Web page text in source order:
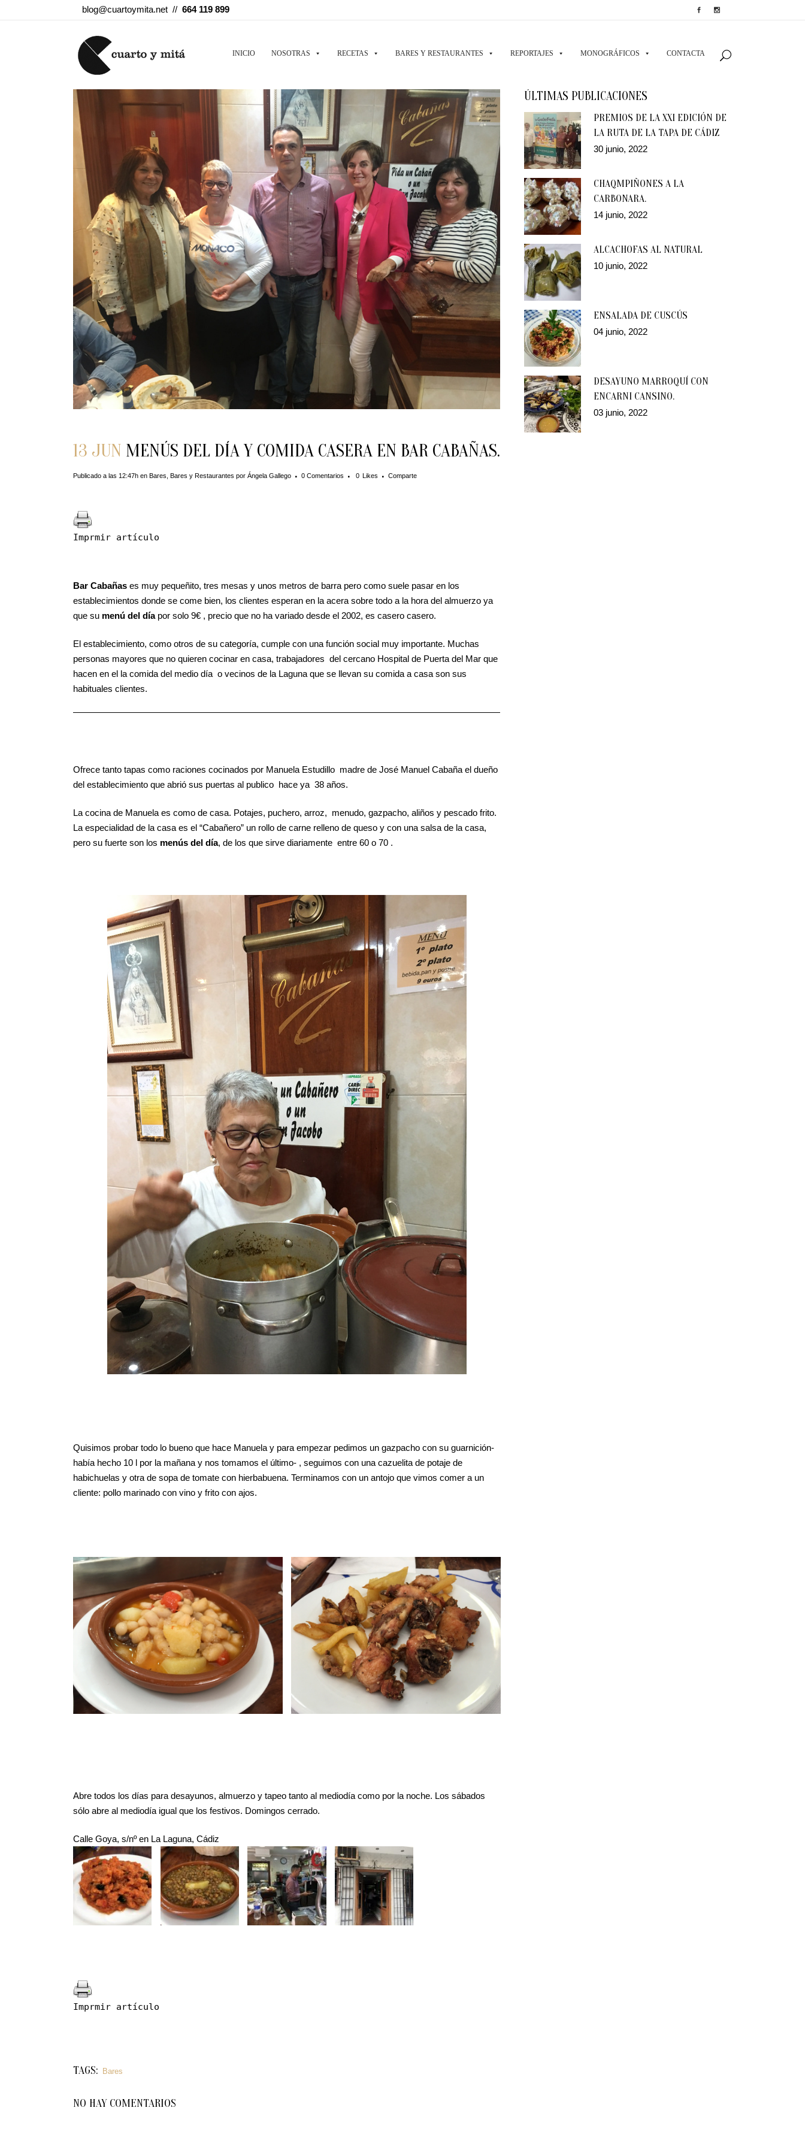
blog@cuartoymita.net // 664 119 899
INICIO NOSOTRAS RECETAS BARES Y RESTAURANTES REPORTAJES MONOGRÁFICOS CONTACTA
13 JUN MENÚS DEL DÍA Y COMIDA CASERA EN BAR CABAÑAS.
Publicado a las 12:47h en Bares Bares y Restaurantes por Ángela Gallego 0 Comentarios 0 Likes Comparte
Imprmir artículo
Bar Cabañas es muy pequeñito, tres mesas y unos metros de barra pero como suele pasar en los
establecimientos donde se come bien, los clientes esperan en la acera sobre todo a la hora del almuerzo ya
que su menú del díapor solo 9€ , precio que no ha variado desde el 2002, es casero casero.
El establecimiento, como otros de su categoría, cumple con una función social muy importante. Muchas
personas mayores que no quieren cocinar en casa, trabajadores del cercano Hospital de Puerta del Mar que
hacen en el la comida del medio día o vecinos de la Laguna que se llevan su comida a casa son sus
habituales clientes.
Ofrece tanto tapas como raciones cocinados por Manuela Estudillo madre de José Manuel Cabaña el dueño
del establecimiento que abrió sus puertas al publico hace ya 38 años.
La cocina de Manuela es como de casa. Potajes, puchero, arroz, menudo, gazpacho, aliños y pescado frito.
La especialidad de la casa es el “Cabañero” un rollo de carne relleno de queso y con una salsa de la casa,
pero su fuerte son los menús del día, de los que sirve diariamente entre 60 o 70 .
Quisimos probar todo lo bueno que hace Manuela y para empezar pedimos un gazpacho con su guarnición-
había hecho 10 l por la mañana y nos tomamos el último- , seguimos con una cazuelita de potaje de
habichuelas y otra de sopa de tomate con hierbabuena. Terminamos con un antojo que vimos comer a un
cliente: pollo marinado con vino y frito con ajos.
Abre todos los días para desayunos, almuerzo y tapeo tanto al mediodía como por la noche. Los sábados
sólo abre al mediodía igual que los festivos. Domingos cerrado.
Calle Goya, s/nº en La Laguna, Cádiz
Imprmir artículo
TAGS: Bares
NO HAY COMENTARIOS
ÚLTIMAS PUBLICACIONES
PREMIOS DE LA XXI EDICIÓN DE
LA RUTA DE LA TAPA DE CÁDIZ
30 junio, 2022
CHAQMPIÑONES A LA
CARBONARA.
14 junio, 2022
ALCACHOFAS AL NATURAL
10 junio, 2022
ENSALADA DE CUSCÚS
04 junio, 2022
DESAYUNO MARROQUÍ CON
ENCARNI CANSINO.
03 junio, 2022